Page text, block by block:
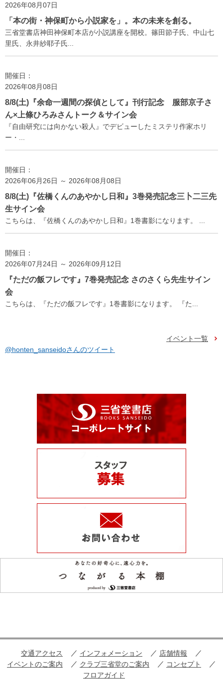
2026年08月07日
「本の街・神保町から小説家を」。本の未来を創る。
三省堂書店神田神保町本店が小説講座を開校。篠田節子氏、中山七
里氏、永井紗耶子氏...
開催日：
2026年08月08日
8/8(土)『余命一週間の探偵として』刊行記念 服部京子さ
ん×上條ひろみさんトーク＆サイン会
『自由研究には向かない殺人』でデビューしたミステリ作家ホリ
ー・...
開催日：
2026年06月26日 ～ 2026年08月08日
8/8(土)『佐橋くんのあやかし日和』3巻発売記念三卜二三先
生サイン会
こちらは、『佐橋くんのあやかし日和』1巻書影になります。 ...
開催日：
2026年07月24日 ～ 2026年09月12日
『ただの飯フレです』7巻発売記念 さのさくら先生サイン
会
こちらは、『ただの飯フレです』1巻書影になります。 『た...
イベント一覧
@honten_sanseidoさんのツイート
交通アクセス インフォメーション
店舗情報
イベントのご案内
クラブ三省堂のご案内
コンセプト
フロアガイド